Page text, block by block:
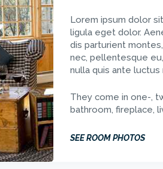
Lorem ipsum dolor
ligula eget dolor.
dis parturient
nec, pellentesque
nulla quis ante luctus
They come in one-,
bathroom, fireplace,
SEE ROOM PHOTOS